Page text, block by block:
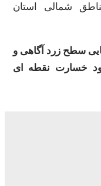
شمالی استان
سطح زرد آگاهی و
خسارت نقطه ای